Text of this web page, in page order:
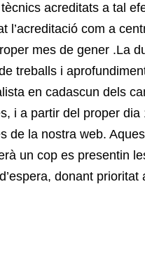
acreditats a tal
l’acreditació com a
mes de gener .La
treballs i
en cadascun dels
i a partir del proper dia
de la nostra web.
un cop es presentin
donant prioritat